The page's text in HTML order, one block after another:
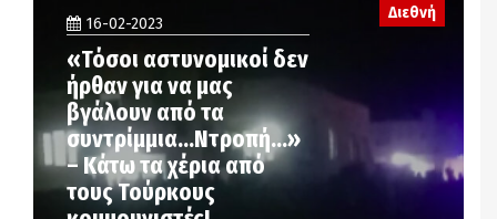
16-02-2023
«Τόσοι αστυνομικοί δεν
ήρθαν για να μας
βγάλουν από τα
συντρίμμια…Ντροπή…»
– Κάτω τα χέρια από
τους Τούρκους
Διεθνή